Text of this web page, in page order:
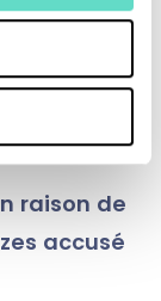
est
et se
de laCité de
raison de
accusé